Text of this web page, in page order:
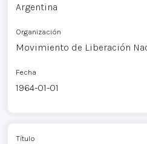
Argentina
Organización
Movimiento de Liberación
Fecha
1964-01-01
Título